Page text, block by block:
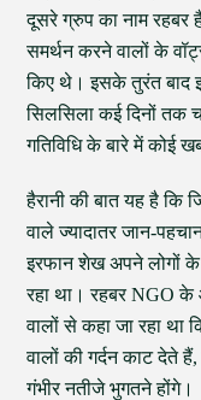
दूसरे ग्रुप का नाम रहबर
समर्थन करने वालों के
किए थे। इसके तुरंत बाद
सिलसिला कई दिनों तक
गतिविधि के बारे में कोई
हैरानी की बात यह है कि
वाले ज्यादातर जान-
इरफान शेख अपने लोगों के
रहा था। रहबर NGO
वालों से कहा जा रहा था
वालों की गर्दन काट देते
गंभीर नतीजे भुगतने होंगे।